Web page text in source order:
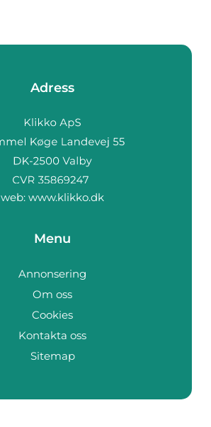
Adress
web: www.klikko.dk
Menu
Annonsering
Om oss
Cookies
Kontakta oss
Sitemap